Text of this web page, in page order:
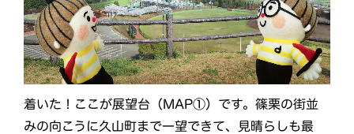
着いた！ここが展望台（MAP①）です。篠栗の街並
みの向こうに久山町まで一望できて、見晴らしも最